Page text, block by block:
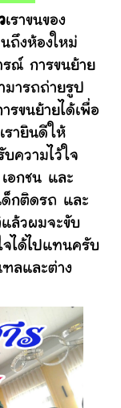
เราขนของ
ถึงห้องใหม่
รณ์ การขนย้าย
มารถถ่ายรูป
รขนย้ายได้เพื่อ
รายินดีให้
ความไว้ใจ
อกชน และ
ด็กติดรถ และ
ล้วผมจะขับ
จได้ไปแทนครับ
ลและต่าง